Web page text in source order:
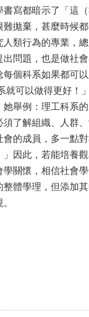
書寫都暗示了「這
難拋棄，甚麼時候
人類行為的專業，
出問題，也是做社
每個科系如果都可
就可以做得更好！
舉例：理工科系
須了解組織、人群
會的成員，多一點
」因此，若能培養
關懷，相信社會
整體學理，但添加